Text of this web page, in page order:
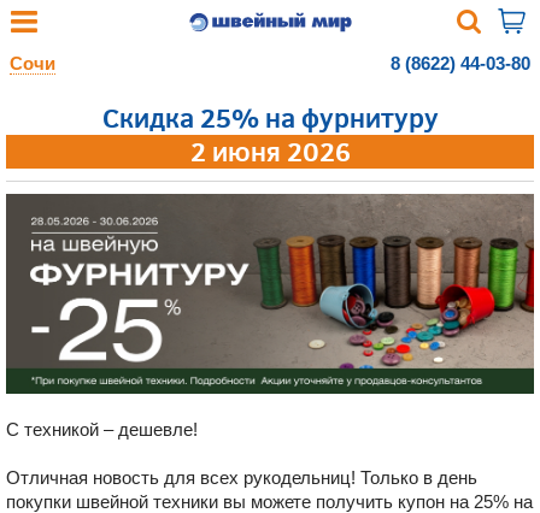
Сочи 8 (8622) 44-03-80
Скидка 25% на фурнитуру
2 июня 2026
С техникой – дешевле!
Отличная новость для всех рукодельниц! Только в день
покупки швейной техники вы можете получить купон на 25% на